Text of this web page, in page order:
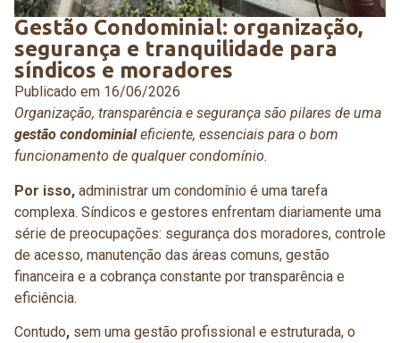
Gestão Condominial: organização,
segurança e tranquilidade para
síndicos e moradores
Publicado em 16/06/2026
Organização, transparência e segurança são pilares de uma
gestão condominialeficiente, essenciais para o bom
funcionamento de qualquer condomínio.
Por isso, administrar um condomínio é uma tarefa
complexa. Síndicos e gestores enfrentam diariamente uma
série de preocupações: segurança dos moradores, controle
de acesso, manutenção das áreas comuns, gestão
financeira e a cobrança constante por transparência e
eficiência.
Contudo, sem uma gestão profissional e estruturada, o